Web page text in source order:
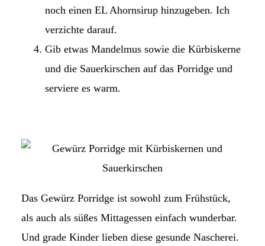
noch einen EL Ahornsirup hinzugeben. Ich
verzichte darauf.
Gib etwas Mandelmus sowie die Kürbiskerne
und die Sauerkirschen auf das Porridge und
serviere es warm.
Das Gewürz Porridge ist sowohl zum Frühstück,
als auch als süßes Mittagessen einfach wunderbar.
Und grade Kinder lieben diese gesunde Nascherei.